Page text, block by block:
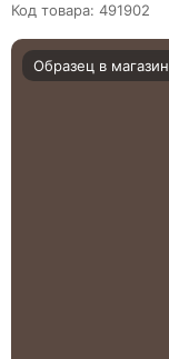
Код товара: 491902
Образец в